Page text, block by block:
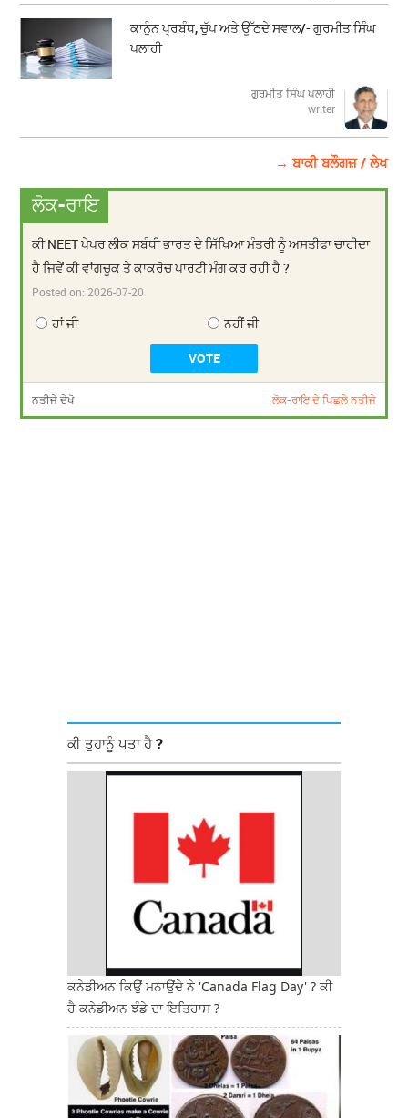
ਕਾਨੂੰਨ ਪ੍ਰਬੰਧ, ਚੁੱਪ ਅਤੇ ਉੱਠਦੇ ਸਵਾਲ/- ਗੁਰਮੀਤ ਸਿੰਘ
ਪਲਾਹੀ
ਗੁਰਮੀਤ ਸਿੰਘ ਪਲਾਹੀ
writer
→ ਬਾਕੀ ਬਲੌਗਜ਼ / ਲੇਖ
ਲੋਕ-ਰਾਇ
ਕੀ NEET ਪੇਪਰ ਲੀਕ ਸਬੰਧੀ ਭਾਰਤ ਦੇ ਸਿੱਖਿਆ ਮੰਤਰੀ ਨੂੰ ਅਸਤੀਫਾ ਚਾਹੀਦਾ
ਹੈ ਜਿਵੇਂ ਕੀ ਵਾਂਗਚੂਕ ਤੇ ਕਾਕਰੋਚ ਪਾਰਟੀ ਮੰਗ ਕਰ ਰਹੀ ਹੈ ?
Posted on:2026-07-20
ਹਾਂ ਜੀ ਨਹੀਂ ਜੀ
ਨਤੀਜੇ ਦੇਖੋ ਲੋਕ-ਰਾਇ ਦੇ ਪਿਛਲੇ ਨਤੀਜੇ
ਕੀ ਤੁਹਾਨੂੰ ਪਤਾ ਹੈ ?
ਕਨੇਡੀਅਨ ਕਿਉਂ ਮਨਾਉਂਦੇ ਨੇ 'Canada Flag Day' ? ਕੀ
ਹੈ ਕਨੇਡੀਅਨ ਝੰਡੇ ਦਾ ਇਤਿਹਾਸ ?